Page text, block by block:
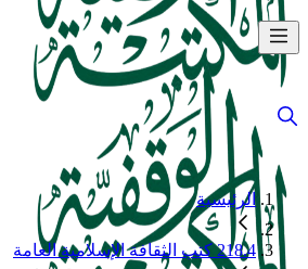
الرئيسية
218.4 كتب الثقافة الإسلامية العامة